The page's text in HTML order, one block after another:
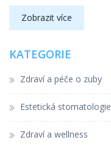
Zobrazit více
KATEGORIE
Zdraví a péče o zuby
Estetická stomatologie
Zdraví a wellness